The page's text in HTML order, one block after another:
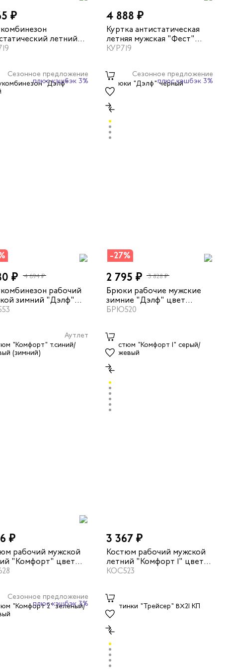
₽
летний
цвет серый/синий
4 888 ₽
Куртка антистатическая
летняя мужская "Фест"
цвет серый/синий
КУР719
Сезонное предложение
плюс кэшбэк 3%
₽ 4 694 ₽
рабочий
зимний "Дэлф"
Сезонное предложение
плюс кэшбэк 3%
-27%
2 795 ₽ 3 828 ₽
Брюки рабочие мужские
зимние "Дэлф" цвет
черный
БРЮ520
Аутлет
₽
рабочий мужской
"Комфорт" цвет
синий/неоновый
3 367 ₽
Костюм рабочий мужской
летний "Комфорт 1" цвет
оранжевый/серый
КОС523
Сезонное предложение
плюс кэшбэк 3%